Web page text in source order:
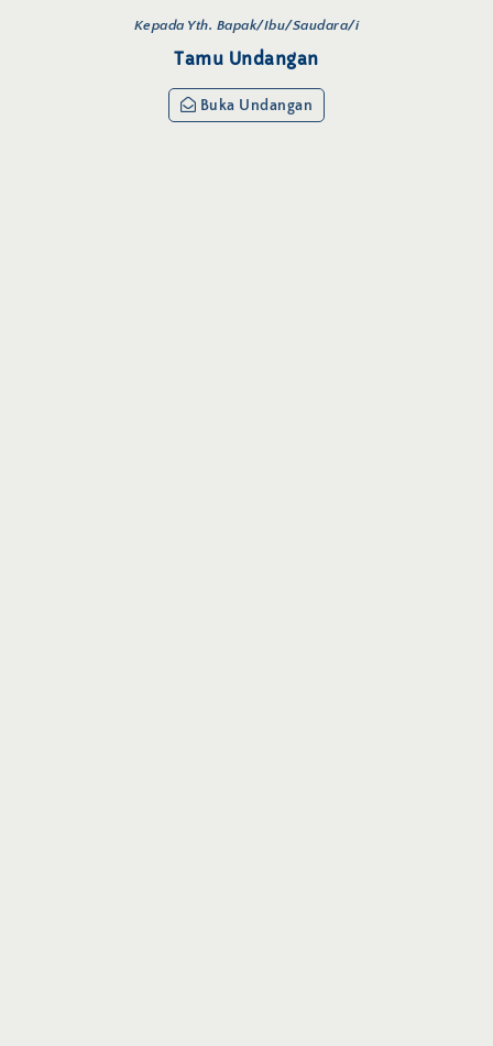
Kepada Yth. Bapak/Ibu/Saudara/i
Tamu Undangan
Buka Undangan